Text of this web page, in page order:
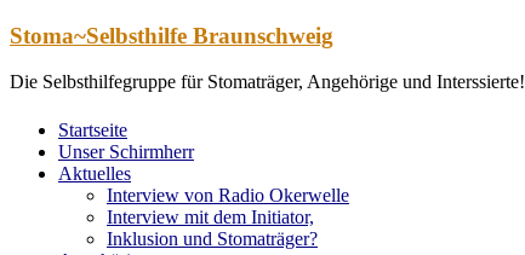
Zum
springen
Stoma~Selbsthilfe Braunschweig
Die Selbsthilfegruppe für Stomaträger, Angehörige und Interssierte!
Startseite
Unser Schirmherr
Aktuelles
Interview von Radio Okerwelle
Interview mit dem Initiator,
Inklusion und Stomaträger?